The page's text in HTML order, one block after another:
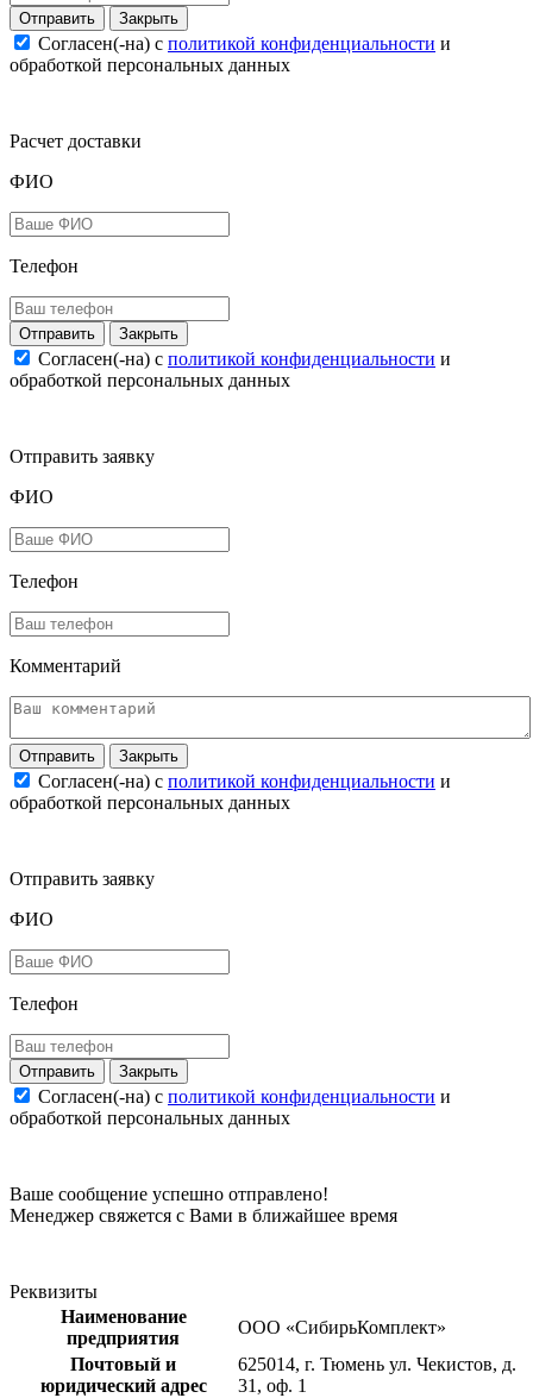
Закрыть
Согласен(-на) c политикой конфиденциальности и
обработкой персональных данных
Расчет доставки
ФИО
Телефон
Закрыть
Согласен(-на) c политикой конфиденциальности и
обработкой персональных данных
Отправить заявку
ФИО
Телефон
Комментарий
Закрыть
Согласен(-на) c политикой конфиденциальности и
обработкой персональных данных
Отправить заявку
ФИО
Телефон
Закрыть
Согласен(-на) c политикой конфиденциальности и
обработкой персональных данных
Ваше сообщение успешно отправлено!
Менеджер свяжется с Вами в ближайшее время
Реквизиты
Наименование
предприятия
ООО «СибирьКомплект»
Почтовый и
юридический адрес
625014, г. Тюмень ул. Чекистов, д.
31, оф. 1